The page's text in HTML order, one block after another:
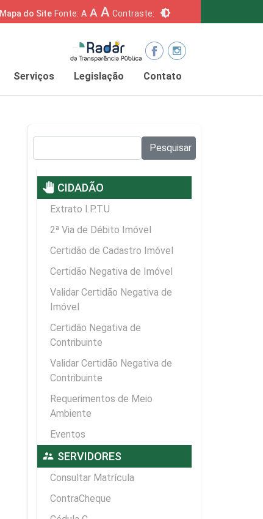
Mapa do Site Fonte: A A A Contraste: brightness_6
Serviços Legislação Contato
Pesquisar
pan_tool CIDADÃO
Extrato I.P.T.U
2ª Via de Débito Imóvel
Certidão de Cadastro Imóvel
Certidão Negativa de Imóvel
Validar Certidão Negativa de
Imóvel
Certidão Negativa de
Contribuinte
Validar Certidão Negativa de
Contribuinte
Requerimentos de Meio
Ambiente
Eventos
supervisor_account SERVIDORES
Consultar Matrícula
ContraCheque